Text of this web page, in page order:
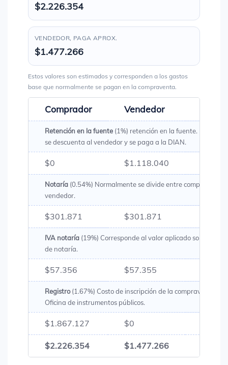
$2.226.354
VENDEDOR, PAGA APROX.
$1.477.266
Estos valores son estimados y corresponden a los gastos
base que normalmente se pagan en la compraventa.
Comprador Vendedor
Retención en la fuente (1%) retención en la fuente. Es un
se descuenta al vendedor y se paga a la DIAN.
$0 $1.118.040
Notaría (0.54%) Normalmente se divide entre comprador y
vendedor.
$301.871 $301.871
IVA notaría (19%) Corresponde al valor aplicado sobre los
de notaría.
$57.356 $57.355
Registro(1.67%) Costo de inscripción de la compraventa en
Oficina de instrumentos públicos.
$1.867.127 $0
$2.226.354 $1.477.266